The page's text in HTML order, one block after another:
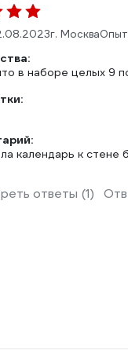
г. Москва
в наборе целых 9
календарь к стене
ответы (1)